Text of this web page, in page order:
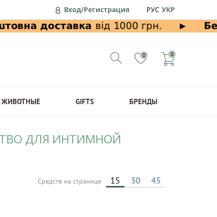
Вход/Регистрация РУС УКР
0 0
ЖИВОТНЫЕ GIFTS БРЕНДЫ
ДЛЯ ИНТИМНОЙ
Средств на странице 15 30 45